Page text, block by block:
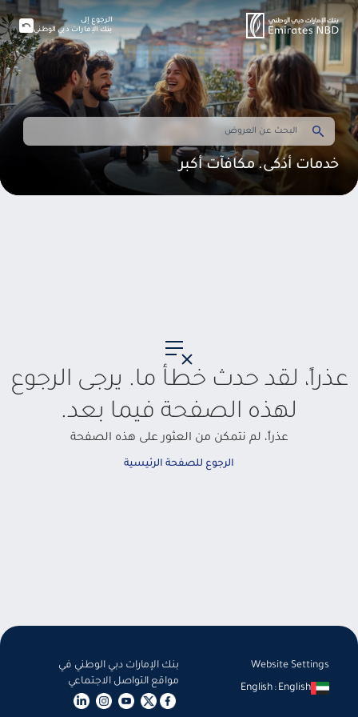
خدمات أذكى. مكافآت أكبر
الرجوع إلى
بنك الإمارات دبي الوطني
عذراً، لقد حدث خطأ ما. يرجى الرجوع
لهذه الصفحة فيما بعد.
عذراً، لم نتمكن من العثور على هذه الصفحة
الرجوع للصفحة الرئيسية
Website Settings
English
:
English
بنك الإمارات دبي الوطني في
مواقع التواصل الاجتماعي